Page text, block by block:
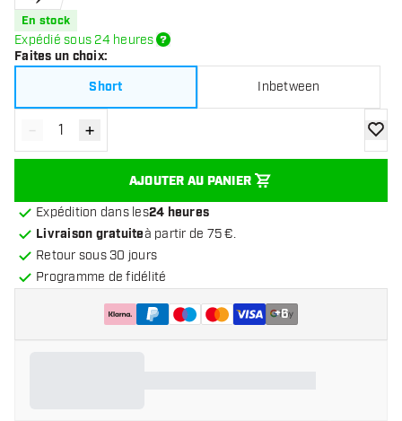
En stock
Expédié sous 24 heures
Faites un choix:
Short
Inbetween
Diminuer la quantité
- Augmenter la quantité
+
AJOUTER AU PANIER
Expédition dans les24 heures
Livraison gratuiteà partir de 75 €.
Retour sous 30 jours
Programme de fidélité
+6